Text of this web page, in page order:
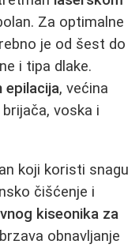
Za optimalne
je od šest do
i tipa dlake.
epilacija, većina
voska i
koji koristi snagu
čišćenje i
kiseonika za
obnavljanje